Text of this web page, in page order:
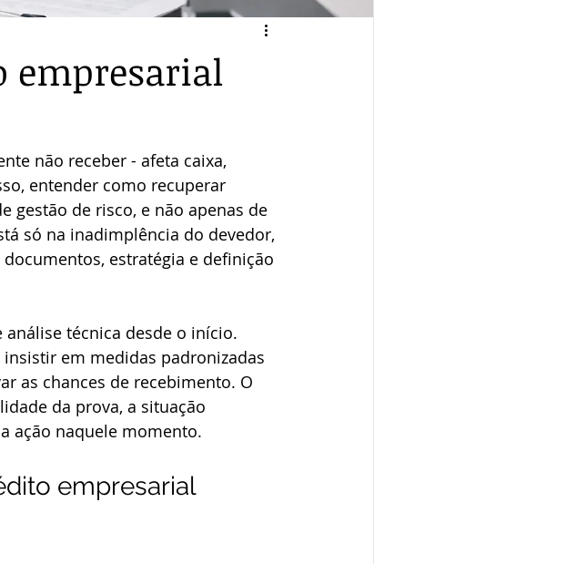
empresarial
não receber - afeta caixa,
entender como recuperar
gestão de risco, e não apenas de
só na inadimplência do devedor,
estratégia e definição
análise técnica desde o início.
em medidas padronizadas
as chances de recebimento. O
da prova, a situação
ação naquele momento.
empresarial